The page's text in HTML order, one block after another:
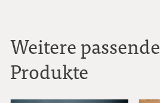
Weitere passende
Produkte